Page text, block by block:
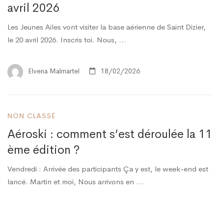
avril 2026
Les Jeunes Ailes vont visiter la base aérienne de Saint Dizier,
le 20 avril 2026. Inscris toi. Nous, …
Elvena Malmartel 18/02/2026
NON CLASSÉ
Aéroski : comment s’est déroulée la 11
ème édition ?
Vendredi : Arrivée des participants Ça y est, le week-end est
lancé. Martin et moi, Nous arrivons en …